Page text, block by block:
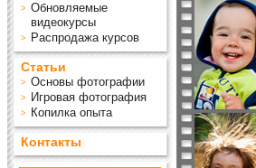
Обновляемые
видеокурсы
Распродажа курсов
Статьи
Основы фотографии
Игровая фотография
Копилка опыта
Контакты